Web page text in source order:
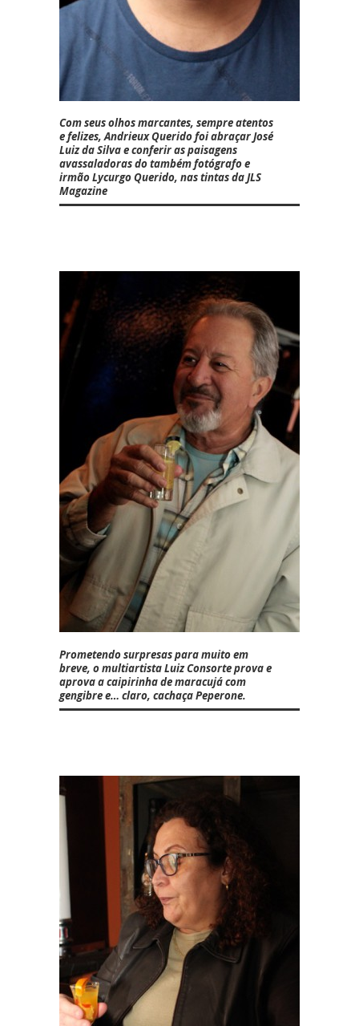
Com seus olhos marcantes, sempre atentos
e felizes,Andrieux Queridofoi abraçar José
Luiz da Silva e conferir as paisagens
avassaladoras do também fotógrafo e
irmão Lycurgo Querido, nas tintas da JLS
Magazine
Prometendo surpresas para muito em
breve, o multiartistaLuiz Consorteprova e
aprova a caipirinha de maracujá com
gengibre e… claro, cachaça Peperone.